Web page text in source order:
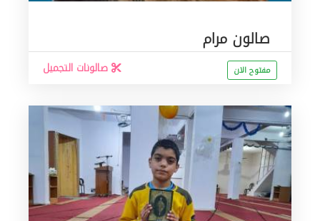
صالون مرام
صالونات التجميل مفتوح الان